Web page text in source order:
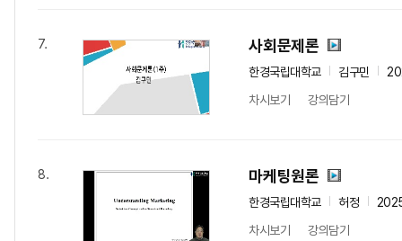
7. 사회문제론
한경국립대학교 김구민
차시보기
강의담기
8. 마케팅원론
한경국립대학교 허정
차시보기
강의담기